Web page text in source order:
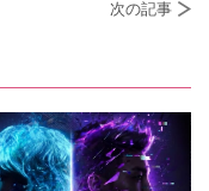
次の記事